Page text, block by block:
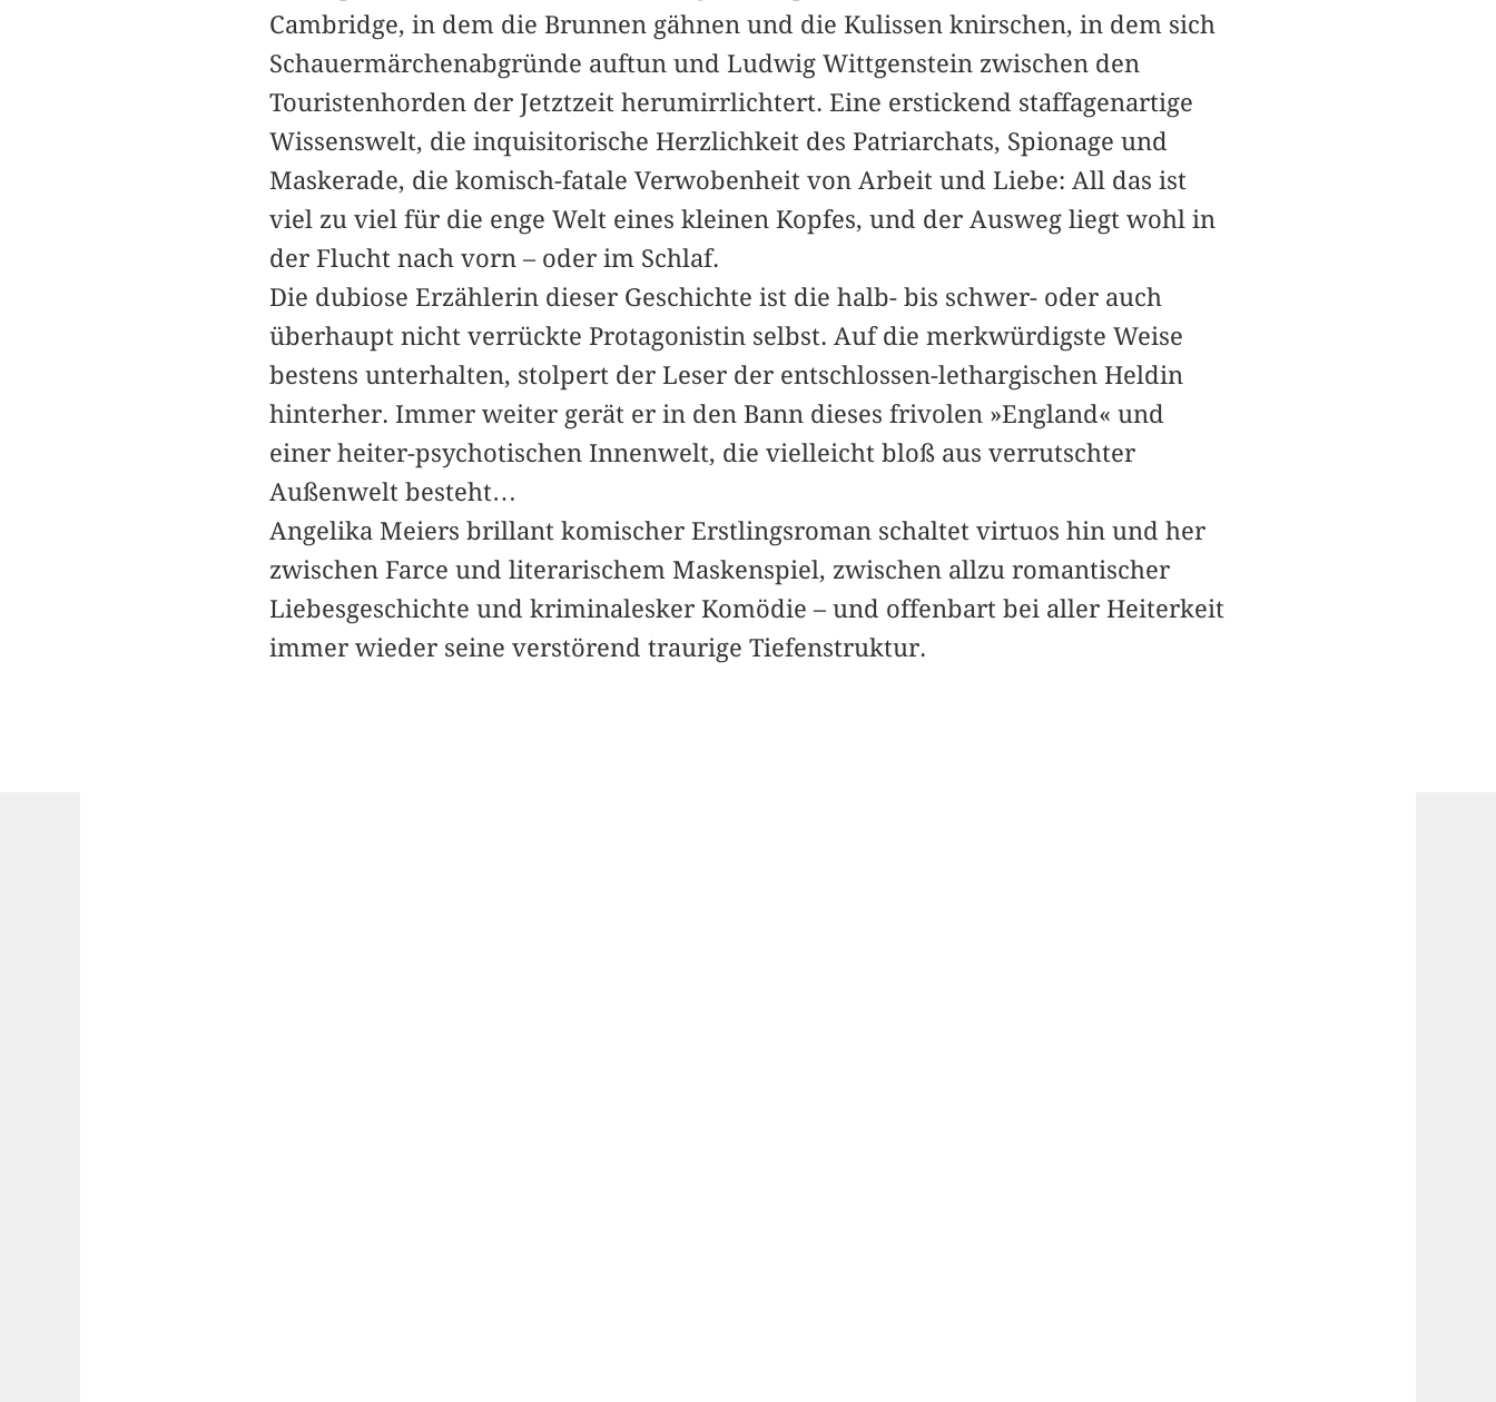
Cambridge, in dem die Brunnen gähnen und die Kulissen knirschen, in dem sich
Schauermärchenabgründe auftun und Ludwig Wittgenstein zwischen den
Touristenhorden der Jetztzeit herumirrlichtert. Eine erstickend staffagenartige
Wissenswelt, die inquisitorische Herzlichkeit des Patriarchats, Spionage und
Maskerade, die komisch-fatale Verwobenheit von Arbeit und Liebe: All das ist
viel zu viel für die enge Welt eines kleinen Kopfes, und der Ausweg liegt wohl in
der Flucht nach vorn – oder im Schlaf.
Die dubiose Erzählerin dieser Geschichte ist die halb- bis schwer- oder auch
überhaupt nicht verrückte Protagonistin selbst. Auf die merkwürdigste Weise
bestens unterhalten, stolpert der Leser der entschlossen-­lethargischen H­eldin
hinterher. Immer weiter gerät er in den Bann dieses frivolen »England« und
einer heiter-psychotischen Innenwelt, die v­ielleicht bloß aus verrutschter
Außenwelt besteht…
Angelika Meiers brillant komischer Erstlingsroman schaltet virtuos hin und her
zwischen Farce und literarischem Maskenspiel, zwischen allzu romantischer
Liebesgeschichte und kriminalesker Komödie – und offenbart bei aller Heiterkeit
immer wieder seine verstörend traurige Tiefenstruktur.